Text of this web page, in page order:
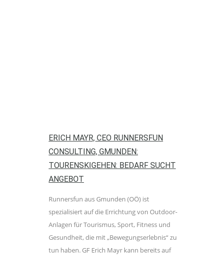
ERICH MAYR, CEO RUNNERSFUN
CONSULTING, GMUNDEN:
TOURENSKIGEHEN: BEDARF SUCHT
ANGEBOT
Runnersfun aus Gmunden (OÖ) ist
spezialisiert auf die Errichtung von Outdoor-
Anlagen für Tourismus, Sport, Fitness und
Gesundheit, die mit „Bewegungserlebnis“ zu
tun haben. GF Erich Mayr kann bereits auf